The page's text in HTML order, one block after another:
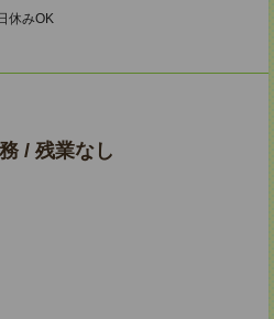
休みOK
/ 残業なし